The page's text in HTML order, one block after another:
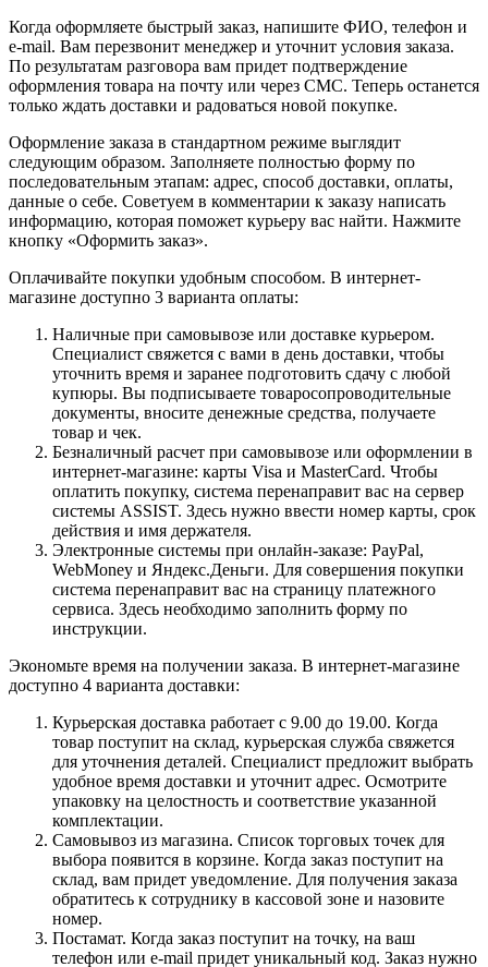
Когда оформляете быстрый заказ, напишите ФИО, телефон и
e-mail. Вам перезвонит менеджер и уточнит условия заказа.
По результатам разговора вам придет подтверждение
оформления товара на почту или через СМС. Теперь останется
только ждать доставки и радоваться новой покупке.
Оформление заказа в стандартном режиме выглядит
следующим образом. Заполняете полностью форму по
последовательным этапам: адрес, способ доставки, оплаты,
данные о себе. Советуем в комментарии к заказу написать
информацию, которая поможет курьеру вас найти. Нажмите
кнопку «Оформить заказ».
Оплачивайте покупки удобным способом. В интернет-
магазине доступно 3 варианта оплаты:
Наличные при самовывозе или доставке курьером.
Специалист свяжется с вами в день доставки, чтобы
уточнить время и заранее подготовить сдачу с любой
купюры. Вы подписываете товаросопроводительные
документы, вносите денежные средства, получаете
товар и чек.
Безналичный расчет при самовывозе или оформлении в
интернет-магазине: карты Visa и MasterCard. Чтобы
оплатить покупку, система перенаправит вас на сервер
системы ASSIST. Здесь нужно ввести номер карты, срок
действия и имя держателя.
Электронные системы при онлайн-заказе: PayPal,
WebMoney и Яндекс.Деньги. Для совершения покупки
система перенаправит вас на страницу платежного
сервиса. Здесь необходимо заполнить форму по
инструкции.
Экономьте время на получении заказа. В интернет-магазине
доступно 4 варианта доставки:
Курьерская доставка работает с 9.00 до 19.00. Когда
товар поступит на склад, курьерская служба свяжется
для уточнения деталей. Специалист предложит выбрать
удобное время доставки и уточнит адрес. Осмотрите
упаковку на целостность и соответствие указанной
комплектации.
Самовывоз из магазина. Список торговых точек для
выбора появится в корзине. Когда заказ поступит на
склад, вам придет уведомление. Для получения заказа
обратитесь к сотруднику в кассовой зоне и назовите
номер.
Постамат. Когда заказ поступит на точку, на ваш
телефон или e-mail придет уникальный код. Заказ нужно